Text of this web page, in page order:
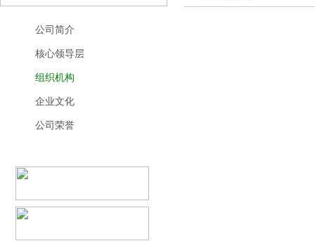
公司简介
核心领导层
组织机构
企业文化
公司荣誉